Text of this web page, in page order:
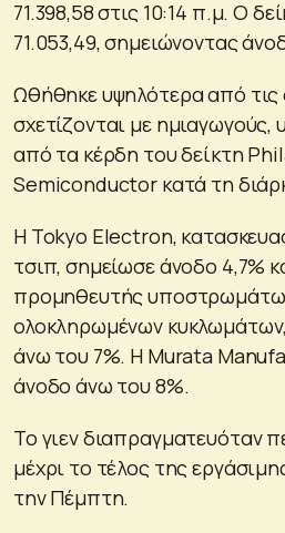
71.398,58 στις 10:14 π.μ. Ο
71.053,49, σημειώνοντας
Ωθήθηκε υψηλότερα από
σχετίζονται με ημιαγωγούς,
από τα κέρδη του δείκτη
Semiconductor κατά τη
Η Tokyo Electron,
τσιπ, σημείωσε άνοδο 4,7%
προμηθευτής
ολοκληρωμένων
άνω του 7%. Η Murata
άνοδο άνω του 8%.
Το γιεν διαπραγματευόταν
μέχρι το τέλος της
την Πέμπτη.